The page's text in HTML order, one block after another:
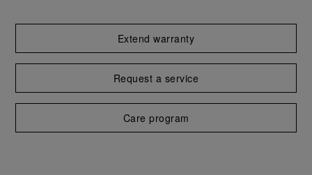
Extend warranty
Request a service
Care program